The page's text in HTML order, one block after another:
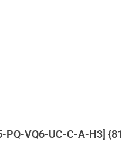
PQ-VQ6-UC-C-A-H3]